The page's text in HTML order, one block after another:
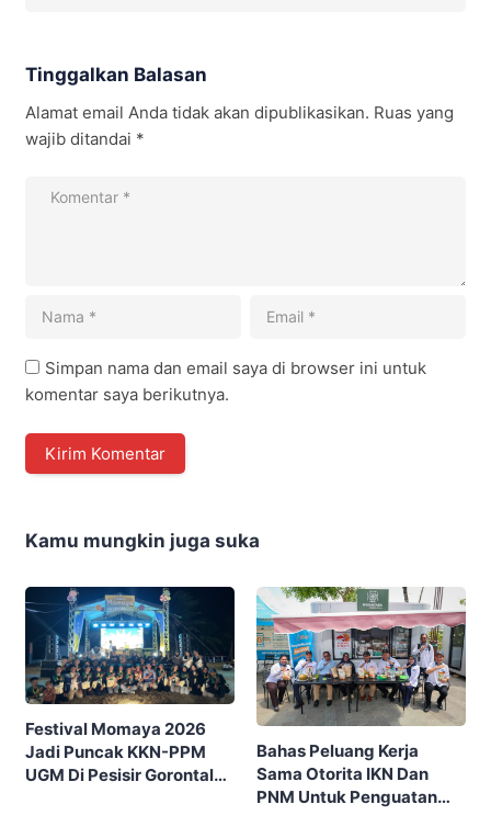
Tinggalkan Balasan
Alamat email Anda tidak akan dipublikasikan. Ruas yang
wajib ditandai *
Simpan nama dan email saya di browser ini untuk
komentar saya berikutnya.
Kamu mungkin juga suka
Festival Momaya 2026
Jadi Puncak KKN-PPM
UGM Di Pesisir Gorontalo,
Bahas Peluang Kerja
Sama Otorita IKN Dan
PNM Untuk Penguatan